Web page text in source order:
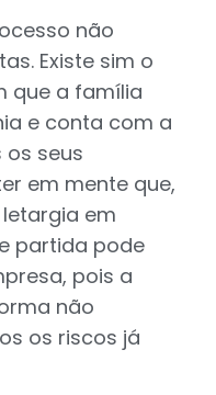
não
Existe sim o
que a família
e conta com a
seus
em mente que,
em
partida pode
pois a
não
os riscos já